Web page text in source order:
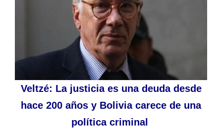
Veltzé: La justicia es una deuda desde
hace 200 años y Bolivia carece de una
política criminal